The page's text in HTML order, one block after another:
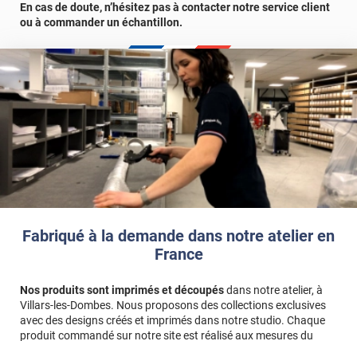
Fabriqué à la demande dans notre atelier en
France
Nos produits sont imprimés et découpésdans notre atelier, à
Villars-les-Dombes. Nous proposons des collections exclusives
avec des designs créés et imprimés dans notre studio. Chaque
produit commandé sur notre site est réalisé aux mesures du
Référence produit :RRGL2400.
En cas de doute, n’hésitez pas à contacter notre service client
ou à commander un échantillon.